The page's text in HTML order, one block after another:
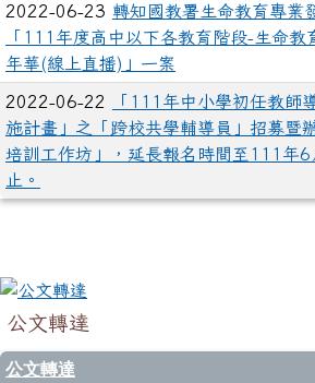
2022-06-23 轉知國教署生命教育專業
「111年度高中以下各教育階段-生命教
年華(線上直播)」一案
2022-06-22
「111年中小學初任教師
施計畫」之「跨校共學輔導員」招募暨
培訓工作坊」，延長報名時間至111年
止。
公文轉達
公文轉達